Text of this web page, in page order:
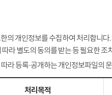
의 개인정보를 수집하여 처리합니
라 별도의 동의를 받는 등 필요한 조
라 등록·공개하는 개인정보파일의
처리목적